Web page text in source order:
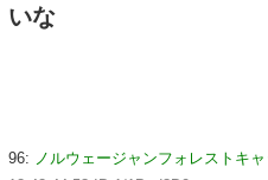
いな
96: ノルウェージャンフォレストキ